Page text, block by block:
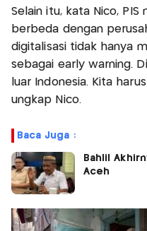
Selain itu, kata Nico,
berbeda dengan
digitalisasi tidak hanya
sebagai early warning.
luar Indonesia. Kita
ungkap Nico.
Baca Juga :
Bahlil
Aceh